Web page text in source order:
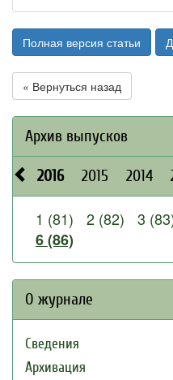
Полная версия статьи
« Вернуться назад
Архив выпусков
2016 2015 2014
1 (81) 2 (82) 3
6 (86)
О журнале
Сведения
Архивация